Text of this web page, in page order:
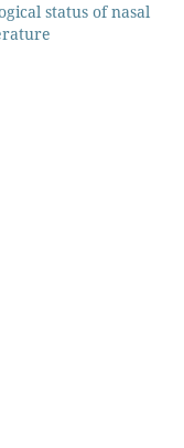
status of nasal